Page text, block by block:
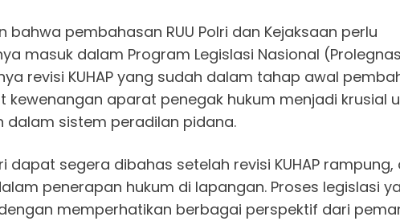
bahwa pembahasan RUU Polri dan Kejaksaan perlu
masuk dalam Program Legislasi Nasional
revisi KUHAP yang sudah dalam tahap awal
kewenangan aparat penegak hukum menjadi krusial
dalam sistem peradilan pidana.
dapat segera dibahas setelah revisi KUHAP rampung,
penerapan hukum di lapangan. Proses legislasi
memperhatikan berbagai perspektif dari